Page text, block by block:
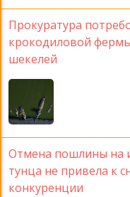
Прокуратура
крокодиловой
шекелей
Отмена пошлины на
тунца не привела к
конкуренции